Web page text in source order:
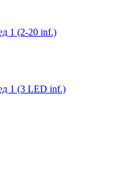
1 (2-20 inf.)
1 (3 LED inf.)